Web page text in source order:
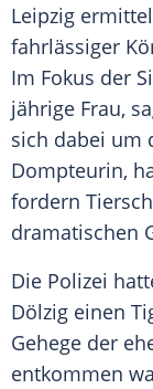
Leipzig
fahrlässiger
Im Fokus der
jährige Frau,
sich dabei um
Dompteurin,
fordern
dramatischen
Die Polizei
Dölzig einen
Gehege der
entkommen